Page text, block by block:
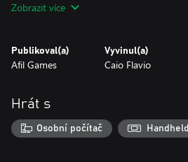
to the desired path.
Zobrazit více
Publikoval(a)
Afil Games
Vyvinul(a)
Caio Flavio
Hrát s
Osobní počítač Handheld